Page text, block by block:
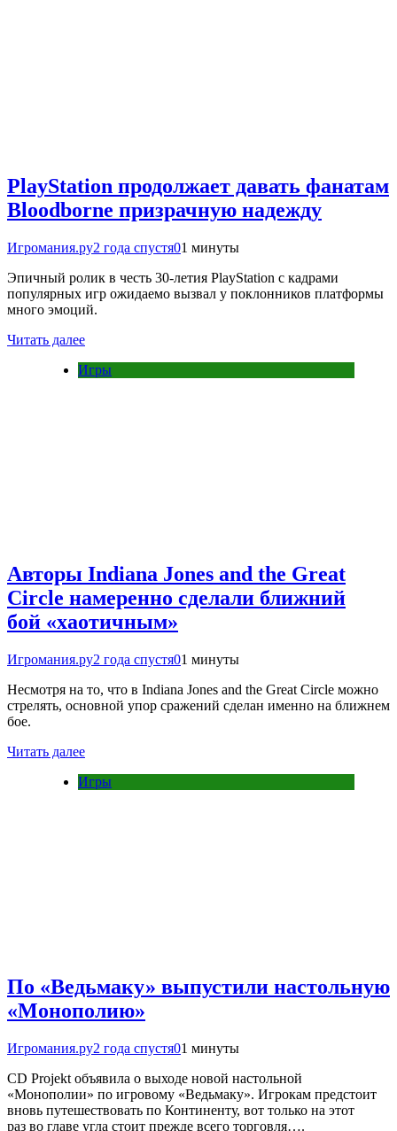
PlayStation продолжает давать фанатам
Bloodborne призрачную надежду
Игромания.ру2 года спустя01 минуты
Эпичный ролик в честь 30-летия PlayStation с кадрами
популярных игр ожидаемо вызвал у поклонников платформы
много эмоций.
Читать далее
Игры
Авторы Indiana Jones and the Great
Circle намеренно сделали ближний
бой «хаотичным»
Игромания.ру2 года спустя01 минуты
Несмотря на то, что в Indiana Jones and the Great Circle можно
стрелять, основной упор сражений сделан именно на ближнем
бое.
Читать далее
Игры
По «Ведьмаку» выпустили настольную
«Монополию»
Игромания.ру2 года спустя01 минуты
CD Projekt объявила о выходе новой настольной
«Монополии» по игровому «Ведьмаку». Игрокам предстоит
вновь путешествовать по Континенту, вот только на этот
раз во главе угла стоит прежде всего торговля….